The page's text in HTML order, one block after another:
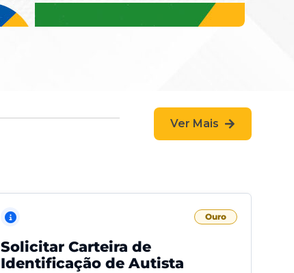
Ver Mais
Ouro
Solicitar Carteira de
Identificação de Autista